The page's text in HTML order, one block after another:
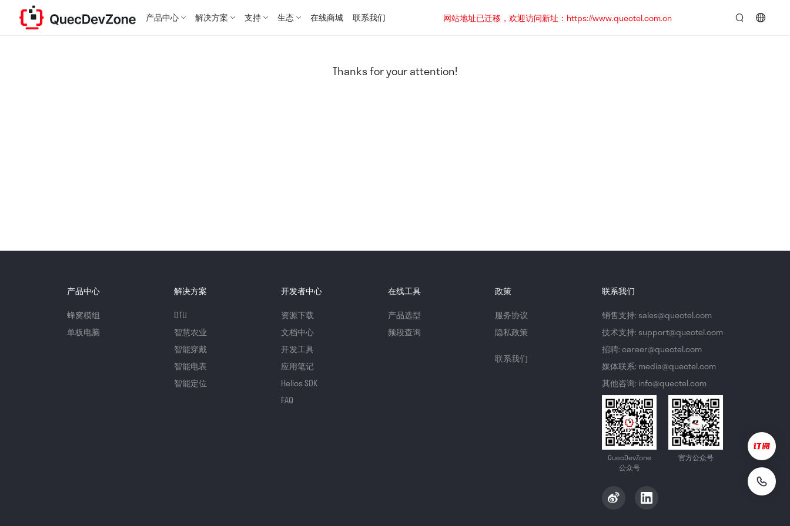
产品中心 解决方案 支持 生态 在线商城 联系我们
网站地址已迁移，欢迎访问新址：https://www.quectel.com.cn
Thanks for your attention!
产品中心
蜂窝模组
单板电脑
解决方案
DTU
智慧农业
智能穿戴
智能电表
智能定位
开发者中心
资源下载
文档中心
开发工具
应用笔记
Helios SDK
FAQ
在线工具
产品选型
频段查询
政策
服务协议
隐私政策
联系我们
联系我们
销售支持: sales@quectel.com
技术支持: support@quectel.com
招聘: career@quectel.com
媒体联系: media@quectel.com
其他咨询: info@quectel.com
QuecDevZone
公众号
官方公众号